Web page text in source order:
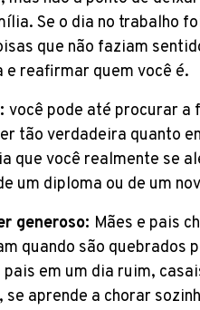
Se o dia no trabalho
que não faziam
e reafirmar quem você é.
você pode até procurar a
tão verdadeira quanto
que você realmente se
um diploma ou de um
generoso: Mães e pais
quando são quebrados
pais em um dia ruim,
se aprende a chorar